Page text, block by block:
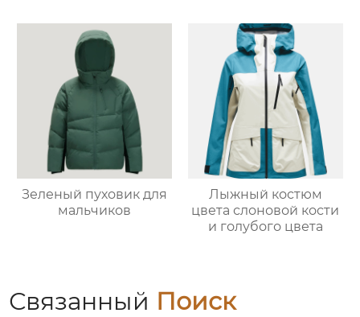
Зеленый пуховик для
мальчиков
Лыжный костюм
цвета слоновой кости
и голубого цвета
Связанный Поиск